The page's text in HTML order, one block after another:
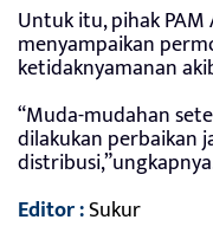
Untuk itu, pihak PAM
menyampaikan
ketidaknyamanan
“Muda-mudahan
dilakukan perbaikan
Editor :Sukur